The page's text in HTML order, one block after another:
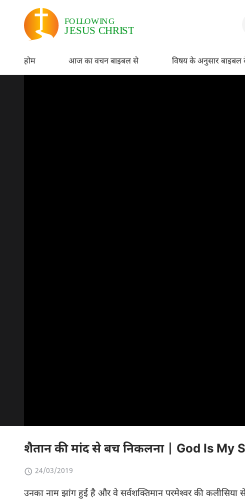
होम आज का वचन बाइबल से विषय के अनुसार बाइबल
शैतान की मांद से बच निकलना | God Is My
24/03/2019
उनका नाम झांग हुई है और वे सर्वशक्तिमान परमेश्‍वर की कलीसिया